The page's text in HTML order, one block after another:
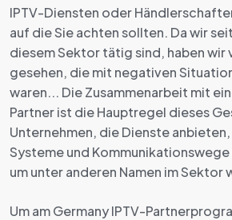
IPTV-Diensten oder
auf die Sie achten sollten. Da wir
diesem Sektor tätig sind, haben wir
gesehen, die mit negativen
waren... Die Zusammenarbeit mit
Partner ist die Hauptregel dieses
Unternehmen, die Dienste
Systeme und
um unter anderen Namen im Sektor
Um am Germany IPTV-